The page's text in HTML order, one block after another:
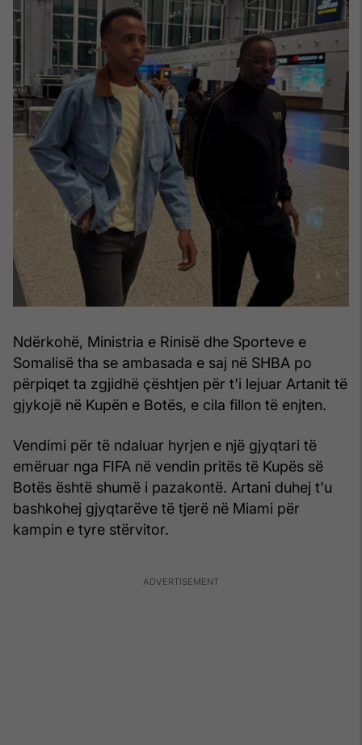
Ndërkohë, Ministria e Rinisë dhe Sporteve e
Somalisë tha se ambasada e saj në SHBA po
përpiqet ta zgjidhë çështjen për t'i lejuar Artanit të
gjykojë në Kupën e Botës, e cila fillon të enjten.
Vendimi për të ndaluar hyrjen e një gjyqtari të
emëruar nga FIFA në vendin pritës të Kupës së
Botës është shumë i pazakontë. Artani duhej t'u
bashkohej gjyqtarëve të tjerë në Miami për
kampin e tyre stërvitor.